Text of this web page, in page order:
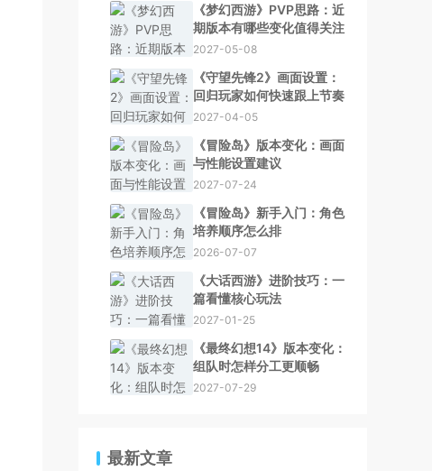
《梦幻西游》PVP思路：近
期版本有哪些变化值得关注
2027-05-08
《守望先锋2》画面设置：
回归玩家如何快速跟上节奏
2027-04-05
《冒险岛》版本变化：画面
与性能设置建议
2027-07-24
《冒险岛》新手入门：角色
培养顺序怎么排
2026-07-07
《大话西游》进阶技巧：一
篇看懂核心玩法
2027-01-25
《最终幻想14》版本变化：
组队时怎样分工更顺畅
2027-07-29
最新文章